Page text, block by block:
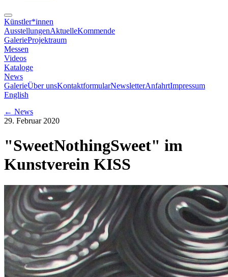
Künstler*innen
AusstellungenAktuelleKommende
GalerieProjektraum
Messen
Videos
Kataloge
News
GalerieÜber unsKontaktformularNewsletterAnfahrtImpressum
English
← News
29. Februar 2020
"SweetNothingSweet" im
Kunstverein KISS